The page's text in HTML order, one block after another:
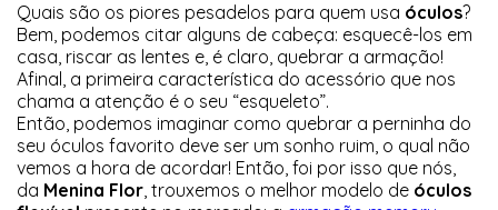
Quais são os piores pesadelos para quem usa óculos?
Bem, podemos citar alguns de cabeça: esquecê-los em
casa, riscar as lentes e, é claro, quebrar a armação!
Afinal, a primeira característica do acessório que nos
chama a atenção é o seu “esqueleto”.
Então, podemos imaginar como quebrar a perninha do
seu óculos favorito deve ser um sonho ruim, o qual não
vemos a hora de acordar! Então, foi por isso que nós,
da Menina Flor, trouxemos o melhor modelo de óculos